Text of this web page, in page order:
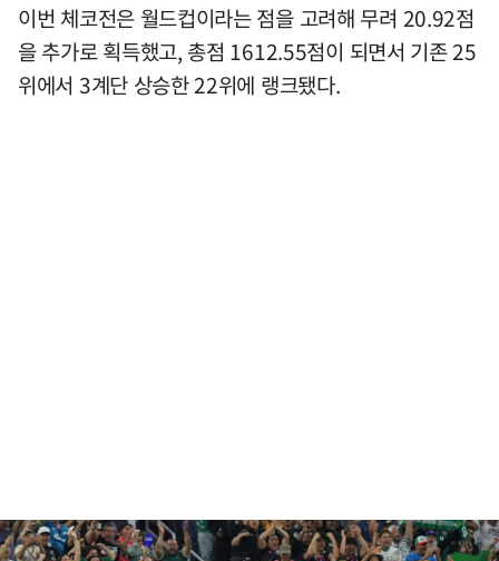
이번 체코전은 월드컵이라는 점을 고려해 무려 20.92점
을 추가로 획득했고, 총점 1612.55점이 되면서 기존 25
위에서 3계단 상승한 22위에 랭크됐다.